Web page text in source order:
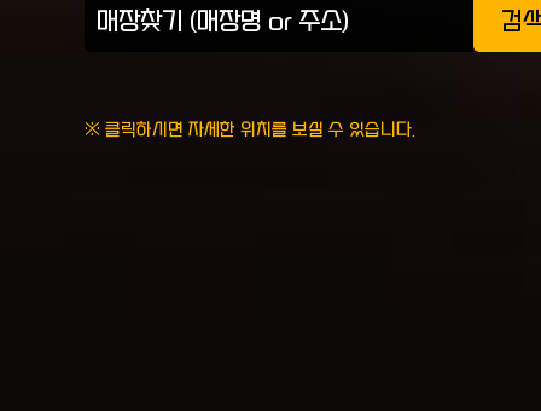
검
※ 클릭하시면 자세한 위치를 보실 수 있습니다.